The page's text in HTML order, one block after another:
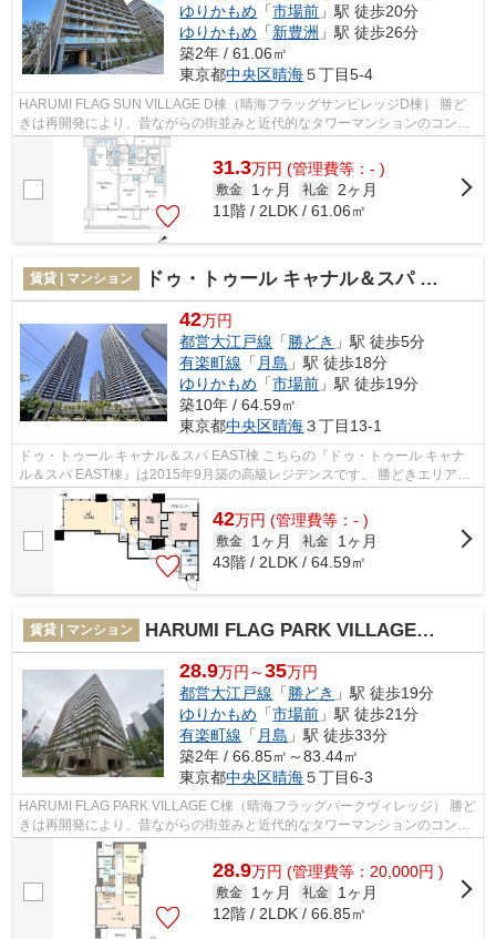
ゆりかもめ 「市場前 」駅 徒歩20分
ゆりかもめ 「新豊洲 」駅 徒歩26分
築2年 / 61.06㎡
東京都中央区晴海５丁目5-4
HARUMI FLAG SUN VILLAGE D棟（晴海フラッグサンビレッジD棟） 勝ど
きは再開発により、昔ながらの街並みと近代的なタワーマンションのコント
ラストが魅力の一つになりました。 今後も...
31.3万円 (管理費等：- )
敷金 1ヶ月 礼金 2ヶ月
11階 / 2LDK / 61.06㎡
賃貸 | マンション ドゥ・トゥール キャナル＆スパ EAST棟
42万円
都営大江戸線 「 勝どき 」駅 徒歩5分
有楽町線 「 月島 」駅 徒歩18分
ゆりかもめ 「市場前 」駅 徒歩19分
築10年 / 64.59㎡
東京都中央区晴海３丁目13-1
ドゥ・トゥール キャナル＆スパ EAST棟 こちらの『ドゥ・トゥール キャナ
ル＆スパ EAST棟』は2015年9月築の高級レジデンスです。 勝どきエリアは
街全体が整備・開発され、暮らしやす...
42万円 (管理費等：- )
敷金 1ヶ月 礼金
1ヶ月
43階 / 2LDK / 64.59㎡
賃貸 | マンション HARUMI FLAG PARK VILLAGE C棟
28.9万円～35万円
都営大江戸線 「勝どき 」駅 徒歩19分
ゆりかもめ 「市場前 」駅 徒歩21分
有楽町線 「 月島 」駅 徒歩33分
築2年 / 66.85㎡～83.44㎡
東京都中央区晴海５丁目6-3
HARUMI FLAG PARK VILLAGE C棟（晴海フラッグパークヴィレッジ） 勝ど
きは再開発により、昔ながらの街並みと近代的なタワーマンションのコント
ラストが魅力の一つになりました。 今後...
28.9万円 (管理費等：20,000円 )
敷金 1ヶ月 礼金
1ヶ月
12階 / 2LDK / 66.85㎡